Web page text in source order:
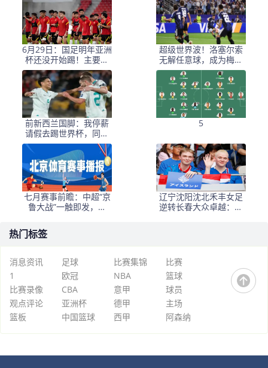
6月29日：国足明年亚洲
杯还没开始踢！主要竞
争对手就因为提前退赛
被取消资格
超级世界波！洛塞尔索
无解任意球，成为梅西
后首位处子秀轰首球的
阿根廷国脚
前新西兰国脚：我停薪
请假去踢世界杯，同事
看新闻才知道我是国脚
5
七月赛事前瞻：中超“京
鲁大战”一触即发，女
辽宁沈阳沈北禾丰女足
逆转长春大众卓越：一
热门标签
消息资讯 足球 比赛集锦
比赛
1
欧冠 NBA
篮球
比赛录像
CBA 意甲
球员
观点评论
亚洲杯 德甲
主场
篮板
中国篮球 西甲 阿森纳